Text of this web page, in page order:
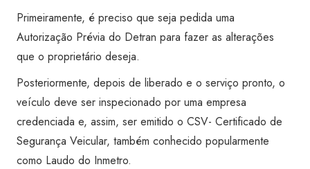
Primeiramente, é preciso que seja pedida uma
Autorização Prévia do Detran para fazer as alterações
que o proprietário deseja.
Posteriormente, depois de liberado e o serviço pronto, o
veículo deve ser inspecionado por uma empresa
credenciada e, assim, ser emitido o CSV- Certificado de
Segurança Veicular, também conhecido popularmente
como Laudo do Inmetro.